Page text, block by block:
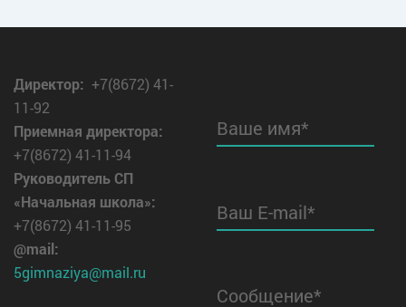
Директор: +7(8672) 41-
11-92
Приемная директора:
+7(8672) 41-11-94
Руководитель СП
«Начальная школа»:
+7(8672) 41-11-95
@mail:
5gimnaziya@mail.ru
Ваше имя*
Ваш E-mail*
Сообщение*